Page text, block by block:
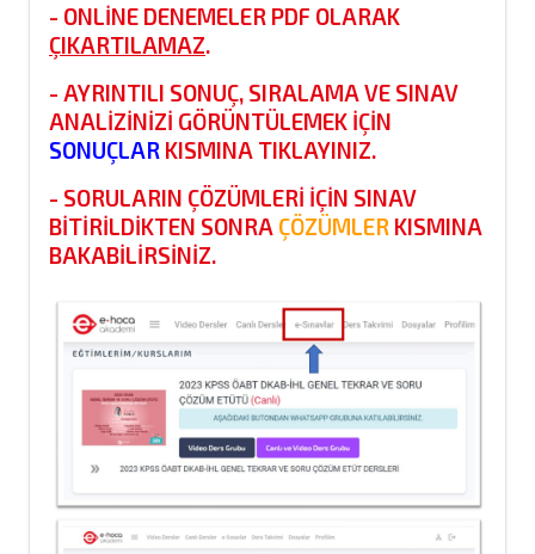
- ONLINE DENEMELER PDF OLARAK
ÇIKARTILAMAZ.
- AYRINTILI SONUÇ, SIRALAMA VE SINAV
ANALIZINIZI GÖRÜNTÜLEMEK IÇIN
SONUÇLAR KISMINA TIKLAYINIZ.
- SORULARIN ÇÖZÜMLERI IÇIN SINAV
BITIRILDIKTEN SONRA ÇÖZÜMLER KISMINA
BAKABILIRSINIZ.